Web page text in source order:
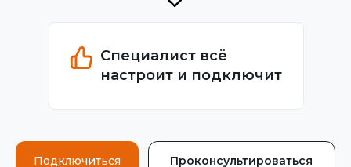
Специалист всё
настроит и подключит
Подключиться Проконсультироваться